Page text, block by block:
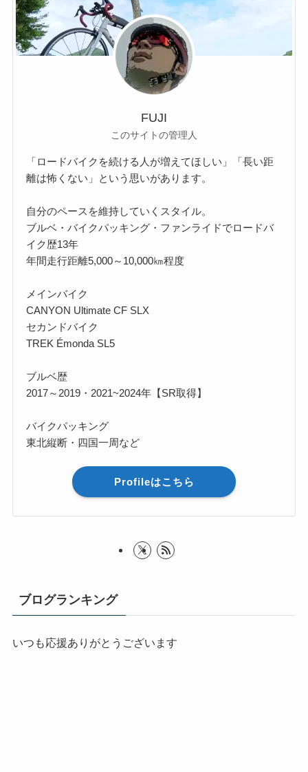
FUJI
このサイトの管理人
「ロードバイクを続ける人が増えてほしい」「長い距
離は怖くない」という思いがあります。
自分のペースを維持していくスタイル。
ブルベ・バイクパッキング・ファンライドでロードバ
イク歴13年
年間走行距離5,000～10,000㎞程度
メインバイク
CANYON Ultimate CF SLX
セカンドバイク
TREK Émonda SL5
ブルベ歴
2017～2019・2021~2024年【SR取得】
バイクパッキング
東北縦断・四国一周など
Profileはこちら
ブログランキング
いつも応援ありがとうございます